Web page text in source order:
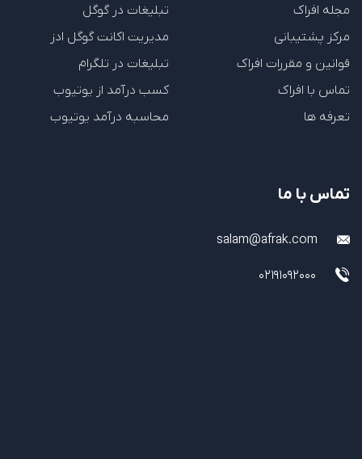
مجله افراک
مرکز پشتیبانی
قوانین و مقررات افراک
تماس با افراک
تعرفه ها
تبلیغات در گوگل
مدیریت اکانت گوگل ادز
تبلیغات در تلگرام
کسب درآمد از یوتیوب
محاسبه درآمد یوتیوب
تماس با ما
salam@afrak.com
02191092000